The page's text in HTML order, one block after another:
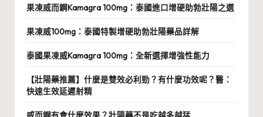
果凍威而鋼Kamagra 100mg：泰國進口增硬助勃壯陽之選
果凍威100mg：泰國特製增硬助勃壯陽藥品詳解
泰國果凍威Kamagra 100mg：全新選擇增強性能力
【壯陽藥推薦】什麼是雙效必利勁？有什麼功效呢？醫：
快速生效延遲射精